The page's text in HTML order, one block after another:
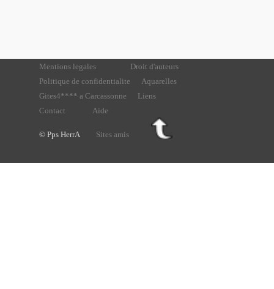
Mentions legales
Droit d'auteurs
Politique de confidentialite
Aquarelles
Gites4**** a Carcassonne
Liens
Contact
Aide
© Pps HerrA Sites amis